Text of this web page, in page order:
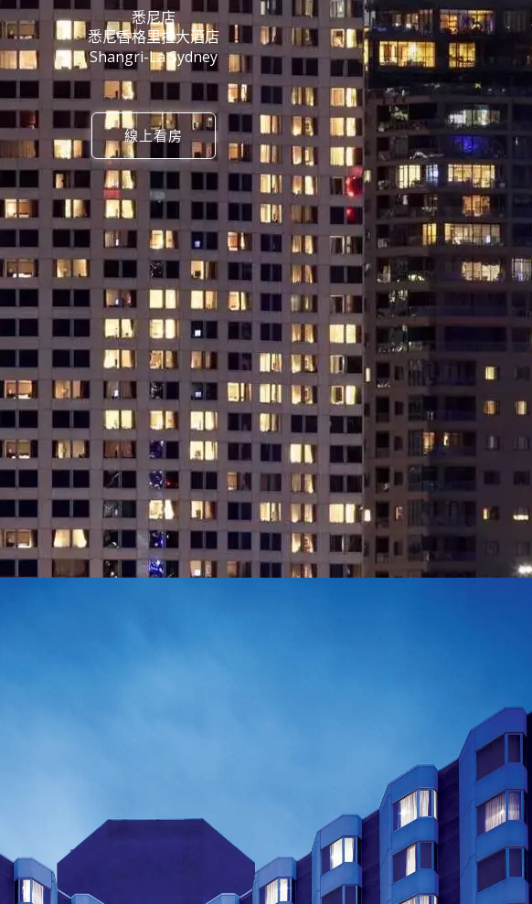
悉尼店
悉尼香格里拉大酒店
Shangri-La Sydney
線上看房